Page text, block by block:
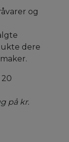
og
dere
20
på kr.